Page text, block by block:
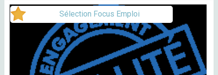
Sélection Focus Emploi